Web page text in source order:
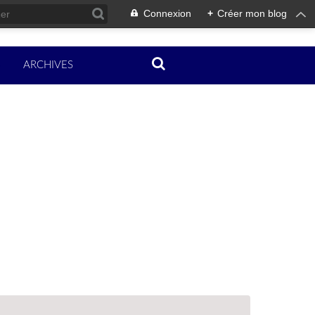
Connexion + Créer mon blog
ARCHIVES